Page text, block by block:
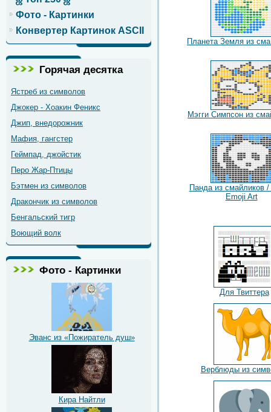
Фото - Картинки
Конвертер Картинок ASCII
Горячая десятка
Ястреб из символов
Джокер - Хоакин Феникс
Джип, внедорожник
Мафия, гангстер
Геймпад, джойстик
Перо Жар-Птицы
Бэтмен из символов
Дракончик из символов
Бенгальский тигр
Воющий волк
Фото - Картинки
Эванс из «Пожиратель душ»
Кира Найтли
Планета Земля из
Мэгги Симпсон из
Панда из смайликов /
Emoji Art
Для Твиттера
Верблюды из